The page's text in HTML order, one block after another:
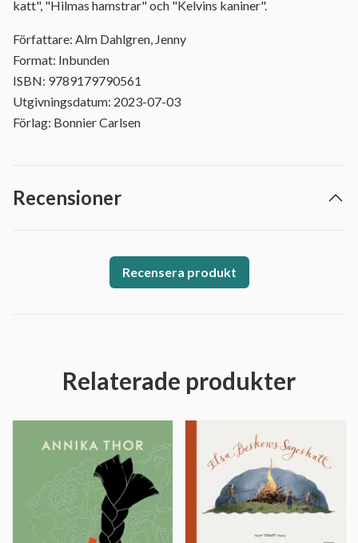
katt", "Hilmas hamstrar" och "Kelvins kaniner".
Författare: Alm Dahlgren, Jenny
Format: Inbunden
ISBN: 9789179790561
Utgivningsdatum: 2023-07-03
Förlag: Bonnier Carlsen
Recensioner
Recensera produkt
Relaterade produkter